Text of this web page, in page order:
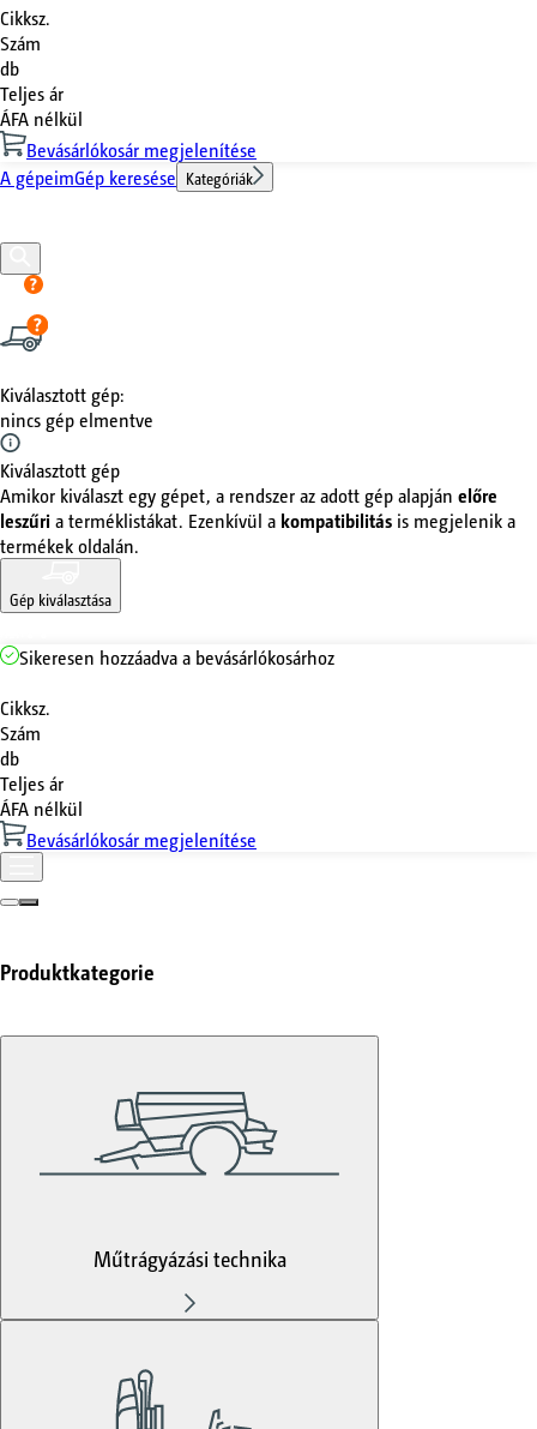
Cikksz.
Szám
db
Teljes ár
ÁFA nélkül
Bevásárlókosár megjelenítése
A gépeimGép keresése Kategóriák
Kiválasztott gép:
nincs gép elmentve
Kiválasztott gép
Amikor kiválaszt egy gépet, a rendszer az adott gép alapján előre
leszűria terméklistákat. Ezenkívül a kompatibilitás is megjelenik a
termékek oldalán.
Gép kiválasztása
Sikeresen hozzáadva a bevásárlókosárhoz
Cikksz.
Szám
db
Teljes ár
ÁFA nélkül
Bevásárlókosár megjelenítése
Produktkategorie
Műtrágyázási technika